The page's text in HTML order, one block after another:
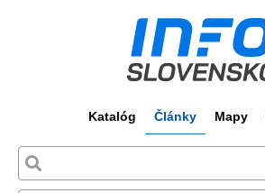
Katalóg Články Mapy